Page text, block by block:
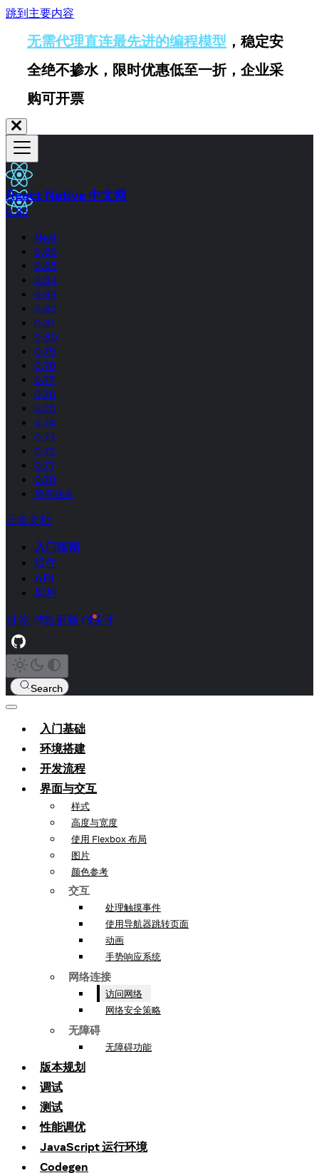
跳到主要内容
无需代理直连最先进的编程模型 ，稳定安
全绝不掺水，限时优惠低至一折，企业采
购可开票
React Native 中文网
0.86
Next
0.86
0.85
0.84
0.83
0.82
0.81
0.80
0.79
0.78
0.77
0.76
0.75
0.74
0.73
0.72
0.71
0.70
所有版本
开发文档
入门指南
组件
API
架构
讨论 热更新 关于
Search
入门基础
环境搭建
开发流程
界面与交互
样式
高度与宽度
使用 Flexbox 布局
图片
颜色参考
交互
处理触摸事件
使用导航器跳转页面
动画
手势响应系统
网络连接
访问网络
网络安全策略
无障碍
无障碍功能
版本规划
调试
测试
性能调优
JavaScript 运行环境
Codegen